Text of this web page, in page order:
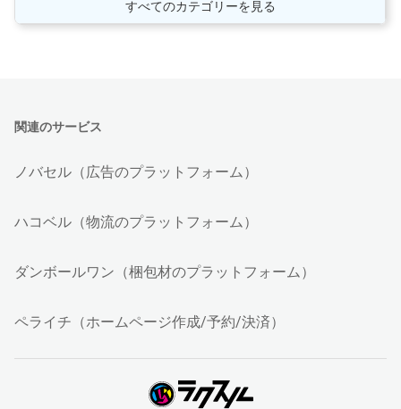
すべてのカテゴリーを見る
関連のサービス
ノバセル（広告のプラットフォーム）
ハコベル（物流のプラットフォーム）
ダンボールワン（梱包材のプラットフォーム）
ペライチ（ホームページ作成/予約/決済）